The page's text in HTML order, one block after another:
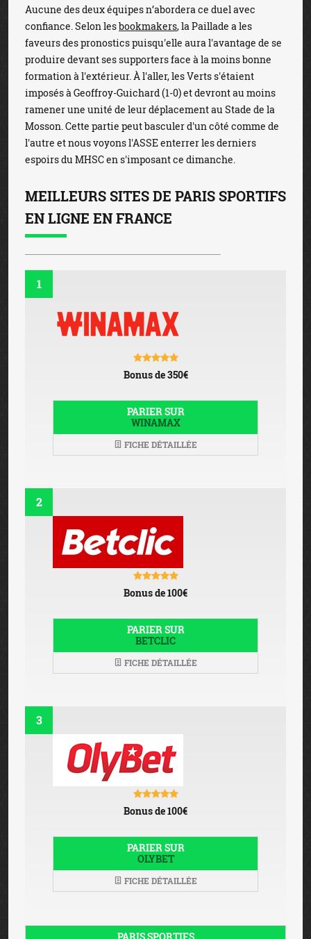
Aucune des deux équipes n’abordera ce duel avec
confiance. Selon lesbookmakers, la Paillade a les
faveurs des pronostics puisqu'elle aura l'avantage de se
produire devant ses supporters face à la moins bonne
formation à l'extérieur. À l'aller, les Verts s'étaient
imposés à Geoffroy-Guichard (1-0) et devront au moins
ramener une unité de leur déplacement au Stade de la
Mosson. Cette partie peut basculer d'un côté comme de
l'autre et nous voyons l'ASSE enterrer les derniers
espoirs du MHSC en s'imposant ce dimanche.
MEILLEURS SITES DE PARIS SPORTIFS
EN LIGNE EN FRANCE
1
Bonus de 350€
PARIER SUR
WINAMAX
FICHE DÉTAILLÉE
2
Bonus de 100€
PARIER SUR
BETCLIC
FICHE DÉTAILLÉE
3
Bonus de 100€
PARIER SUR
OLYBET
FICHE DÉTAILLÉE
PARIS SPORTIFS